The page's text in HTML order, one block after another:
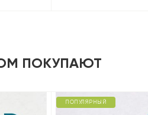
ПОКУПАЮТ
ПОПУЛЯРНЫЙ